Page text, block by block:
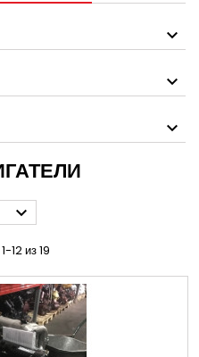

12 из 19